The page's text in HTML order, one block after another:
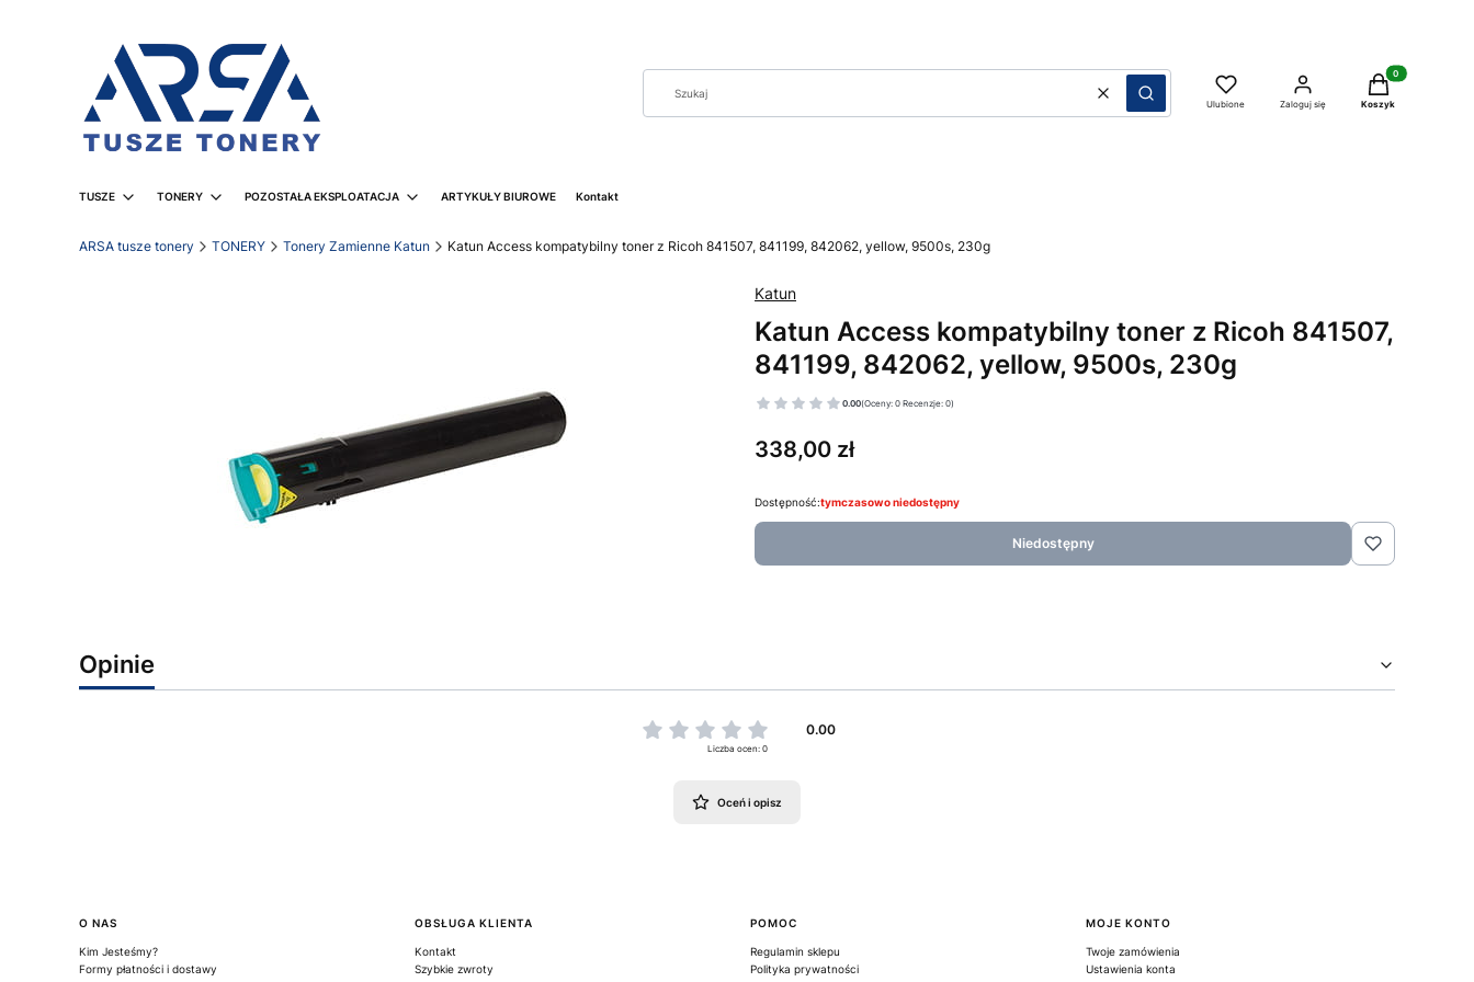
WyczyśćSzukaj Ulubione Zaloguj się
Produkty w
Koszyk
TUSZE TONERY POZOSTAŁA EKSPLOATACJA ARTYKUŁY BIUROWE Kontakt
ARSA tusze tonery TONERY Tonery Zamienne Katun Katun Access kompatybilny toner z Ricoh 841507, 841199, 842062, yellow, 9500s, 230g
Katun
Katun Access kompatybilny toner z Ricoh 841507,
841199, 842062, yellow, 9500s, 230g
0.00(Oceny: 0 Recenzje: 0)
Cena
338,00 zł
Dostępność:tymczasowo niedostępny
Niedostępny
Opinie
0.00
Liczba ocen: 0
Oceń i opisz
Linki w stopce
O NAS
Kim Jesteśmy?
Formy płatności i dostawy
OBSŁUGA KLIENTA
Kontakt
Szybkie zwroty
POMOC
Regulamin sklepu
Polityka prywatności
MOJE KONTO
Twoje zamówienia
Ustawienia konta